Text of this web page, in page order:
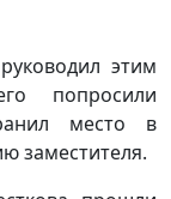
этим
попросили
место в
заместителя.